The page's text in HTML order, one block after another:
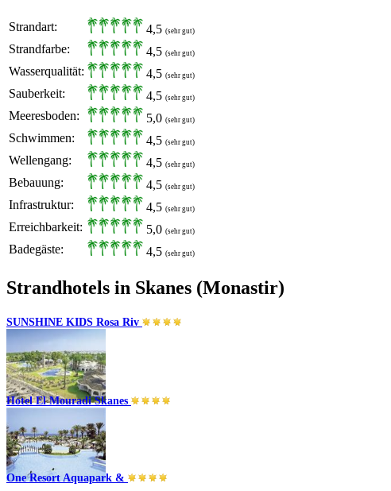
Strandart: 4,5 (sehr gut)
Strandfarbe: 4,5 (sehr gut)
Wasserqualität: 4,5 (sehr gut)
Sauberkeit: 4,5 (sehr gut)
Meeresboden: 5,0 (sehr gut)
Schwimmen: 4,5 (sehr gut)
Wellengang: 4,5 (sehr gut)
Bebauung: 4,5 (sehr gut)
Infrastruktur: 4,5 (sehr gut)
Erreichbarkeit: 5,0 (sehr gut)
Badegäste: 4,5 (sehr gut)
Strandhotels in Skanes (Monastir)
SUNSHINE KIDS Rosa Riv
Skanes (Monastir)
All Inklusive Plus
Hotel El Mouradi Skanes
One Resort Aquapark &